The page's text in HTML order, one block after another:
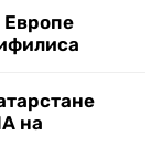
Европе
на